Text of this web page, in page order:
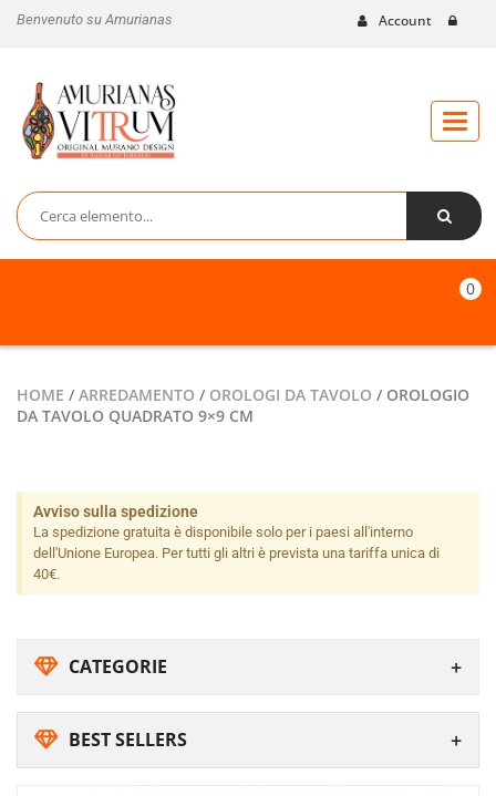
Benvenuto su Amurianas Account
Toggle
0
HOME / ARREDAMENTO / OROLOGI DA TAVOLO / OROLOGIO
DA TAVOLO QUADRATO 9×9 CM
Avviso sulla spedizione
La spedizione gratuita è disponibile solo per i paesi all'interno
dell'Unione Europea. Per tutti gli altri è prevista una tariffa unica di
40€.
CATEGORIE
BEST SELLERS